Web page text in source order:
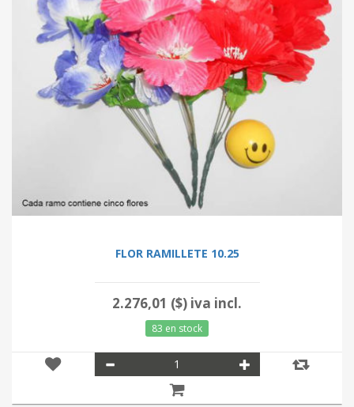
FLOR RAMILLETE 10.25
2.276,01 ($) iva incl.
83 en stock